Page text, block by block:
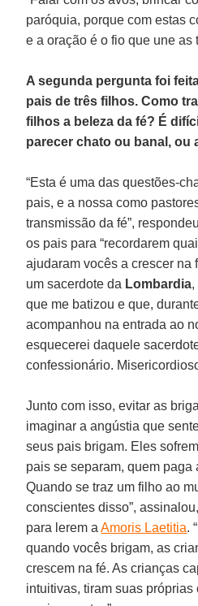
paróquia, porque com estas
e a oração é o fio que une as
A segunda pergunta foi
pais de três filhos. Como
filhos a beleza da fé? É
parecer chato ou banal, ou
“Esta é uma das questões-
pais, e a nossa como
transmissão da fé”,
os pais para “recordarem
ajudaram vocês a crescer na
um sacerdote da Lombardia,
que me batizou e que,
acompanhou na entrada ao
esquecerei daquele
confessionário.
Junto com isso, evitar as
imaginar a angústia que
seus pais brigam. Eles
pais se separam, quem paga
Quando se traz um filho ao
conscientes disso”,
para lerem aAmoris Laetitia.
quando vocês brigam, as
crescem na fé. As crianças
intuitivas, tiram suas próprias